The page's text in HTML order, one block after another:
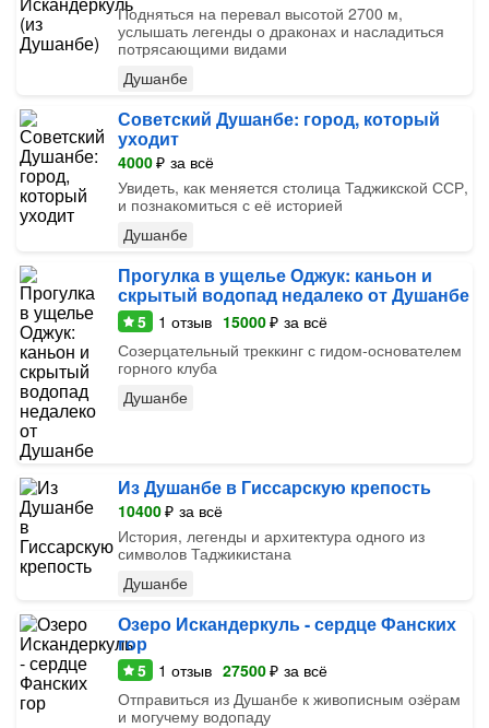
Подняться на перевал высотой 2700 м,
услышать легенды о драконах и насладиться
потрясающими видами
Душанбе
Советский Душанбе: город, который
уходит
4000₽ за всё
Увидеть, как меняется столица Таджикской ССР,
и познакомиться с её историей
Душанбе
Прогулка в ущелье Оджук: каньон и
скрытый водопад недалеко от Душанбе
5 1 отзыв 15000₽ за всё
Созерцательный треккинг с гидом-основателем
горного клуба
Душанбе
Из Душанбе в Гиссарскую крепость
10400₽ за всё
История, легенды и архитектура одного из
символов Таджикистана
Душанбе
Озеро Искандеркуль - сердце Фанских
гор
5 1 отзыв 27500₽ за всё
Отправиться из Душанбе к живописным озёрам
и могучему водопаду